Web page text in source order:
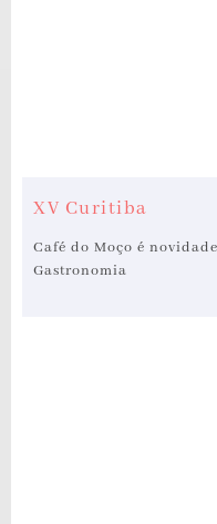
XV Curitiba
Café do Moço é
Gastronomia